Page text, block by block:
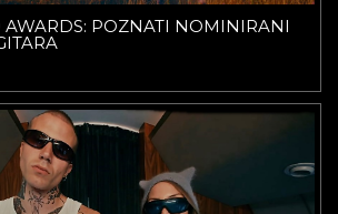
POZNATI NOMINIRANI